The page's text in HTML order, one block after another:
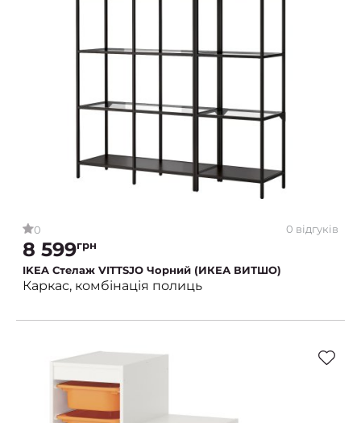
0 0 відгуків
8 599грн
IKEA Стелаж VITTSJO Чорний (ИКЕА ВИТШО)
Каркас, комбінація полиць